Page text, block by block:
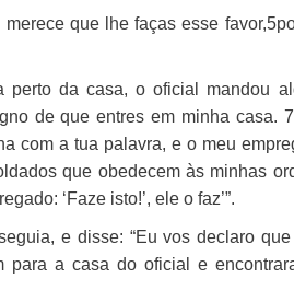
que lhe faças esse favor,5
perto da casa, o oficial mandou
de que entres em minha casa. 7
com a tua palavra, e o meu
que obedecem às minhas
‘Faze isto!’, ele o faz’”.
e disse: “Eu vos declaro
para a casa do oficial e